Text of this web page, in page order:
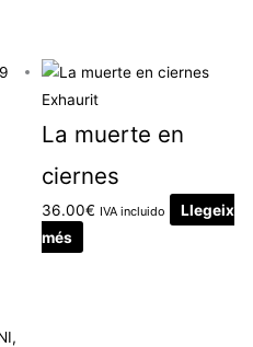
Exhaurit
La muerte en
ciernes
36.00€ IVA incluido
Llegeix
més